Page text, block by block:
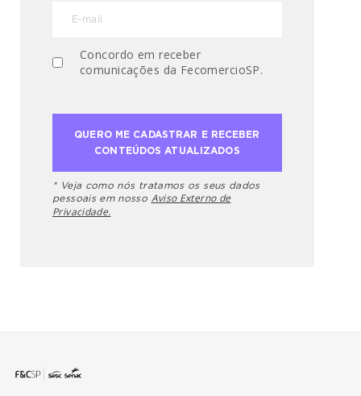
Concordo em receber
comunicações da FecomercioSP.
* Veja como nós tratamos os seus dados
pessoais em nosso Aviso Externo de
Privacidade.